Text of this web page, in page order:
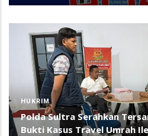
HUKRIM
Polda Sultra Serahkan
Bukti Kasus Travel Umrah